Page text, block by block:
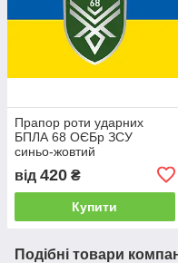
Прапор роти ударних
БПЛА 68 ОЄБр ЗСУ
синьо-жовтий
від 420 ₴
Купити
Подібні товари